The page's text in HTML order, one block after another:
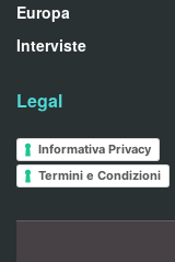
Europa
Interviste
Legal
Informativa Privacy
Termini e Condizioni